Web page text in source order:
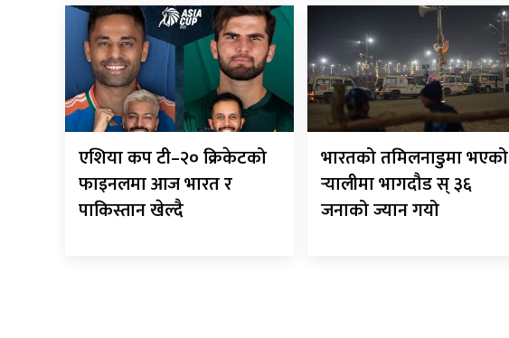
एशिया कप टी–२० क्रिकेटको
फाइनलमा आज भारत र
पाकिस्तान खेल्दै
भारतको तमिलनाडुमा भएको
र्‍यालीमा भागदौड स् ३६
जनाको ज्यान गयो